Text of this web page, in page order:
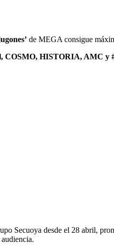
de MEGA consigue
COSMO, HISTORIA, AMC y
Secuoya desde el 28 abril,